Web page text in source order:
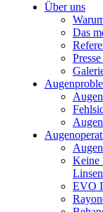
Über uns
Das
Presse
Keine
EVO